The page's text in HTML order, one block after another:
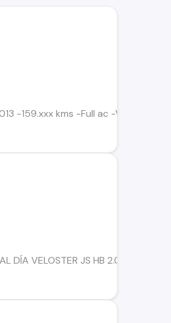
-159.xxx kms -Full ac -
DÍA VELOSTER JS HB 2.0 DOS